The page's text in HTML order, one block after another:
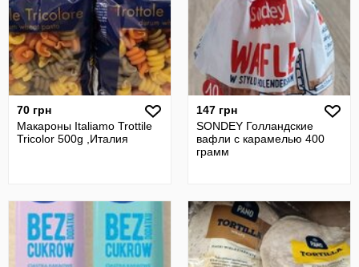
70 грн
Макароны Italiamo Trottile
Tricolor 500g ,Италия
147 грн
SONDEY Голландские
вафли с карамелью 400
грамм